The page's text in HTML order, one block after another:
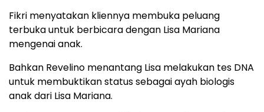
Fikri menyatakan kliennya membuka peluang
terbuka untuk berbicara dengan Lisa Mariana
mengenai anak.
Bahkan Revelino menantang Lisa melakukan tes DNA
untuk membuktikan status sebagai ayah biologis
anak dari Lisa Mariana.